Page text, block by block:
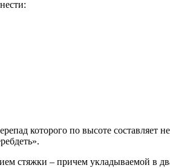
которого по высоте
стяжки – причем укладываемой в